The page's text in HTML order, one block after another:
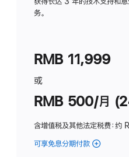
务。
RMB 11,999
或
RMB 500/月
含增值税及其他法定税费：约
可享免息分期付款 (Studio